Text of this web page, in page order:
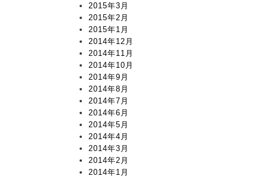
2015年3月
2015年2月
2015年1月
2014年12月
2014年11月
2014年10月
2014年9月
2014年8月
2014年7月
2014年6月
2014年5月
2014年4月
2014年3月
2014年2月
2014年1月